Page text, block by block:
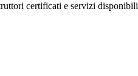
certificati e servizi disponibili